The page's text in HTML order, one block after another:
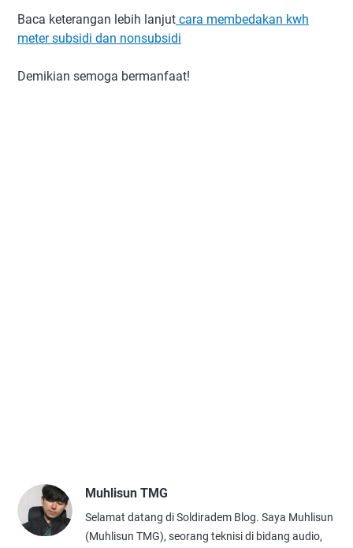
Baca keterangan lebih lanjut cara membedakan kwh
meter subsidi dan nonsubsidi
Demikian semoga bermanfaat!
Muhlisun TMG
Selamat datang di Soldiradem Blog. Saya Muhlisun
(Muhlisun TMG), seorang teknisi di bidang audio,